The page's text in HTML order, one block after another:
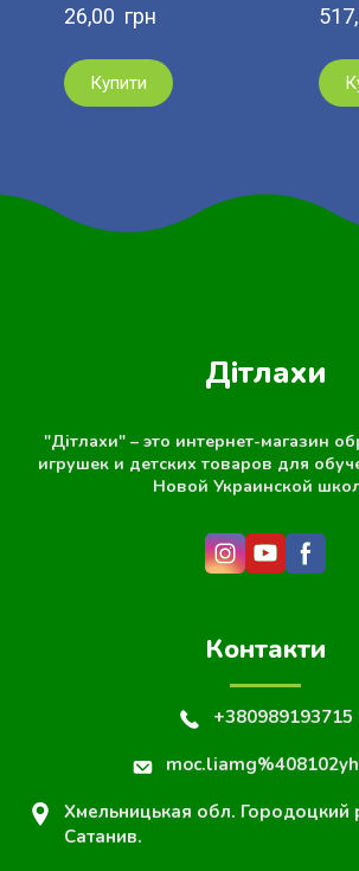
26,00  грн
Купити
Дітлахи
"Дітлахи" – это интернет-магазин
игрушек и детских товаров для
Новой Украинской
Контакти
+380989193715
Хмельницькая обл. Городоцкий
Сатанив.